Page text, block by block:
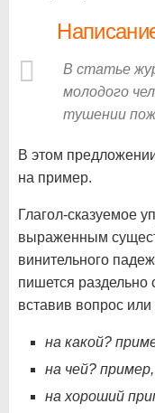
В статье
молодого
тушении
В этом
на пример.
Глагол-сказуемое
выраженным
винительного
пишется раздельно
вставив вопрос
на какой?
на чей? пример,
на хороший